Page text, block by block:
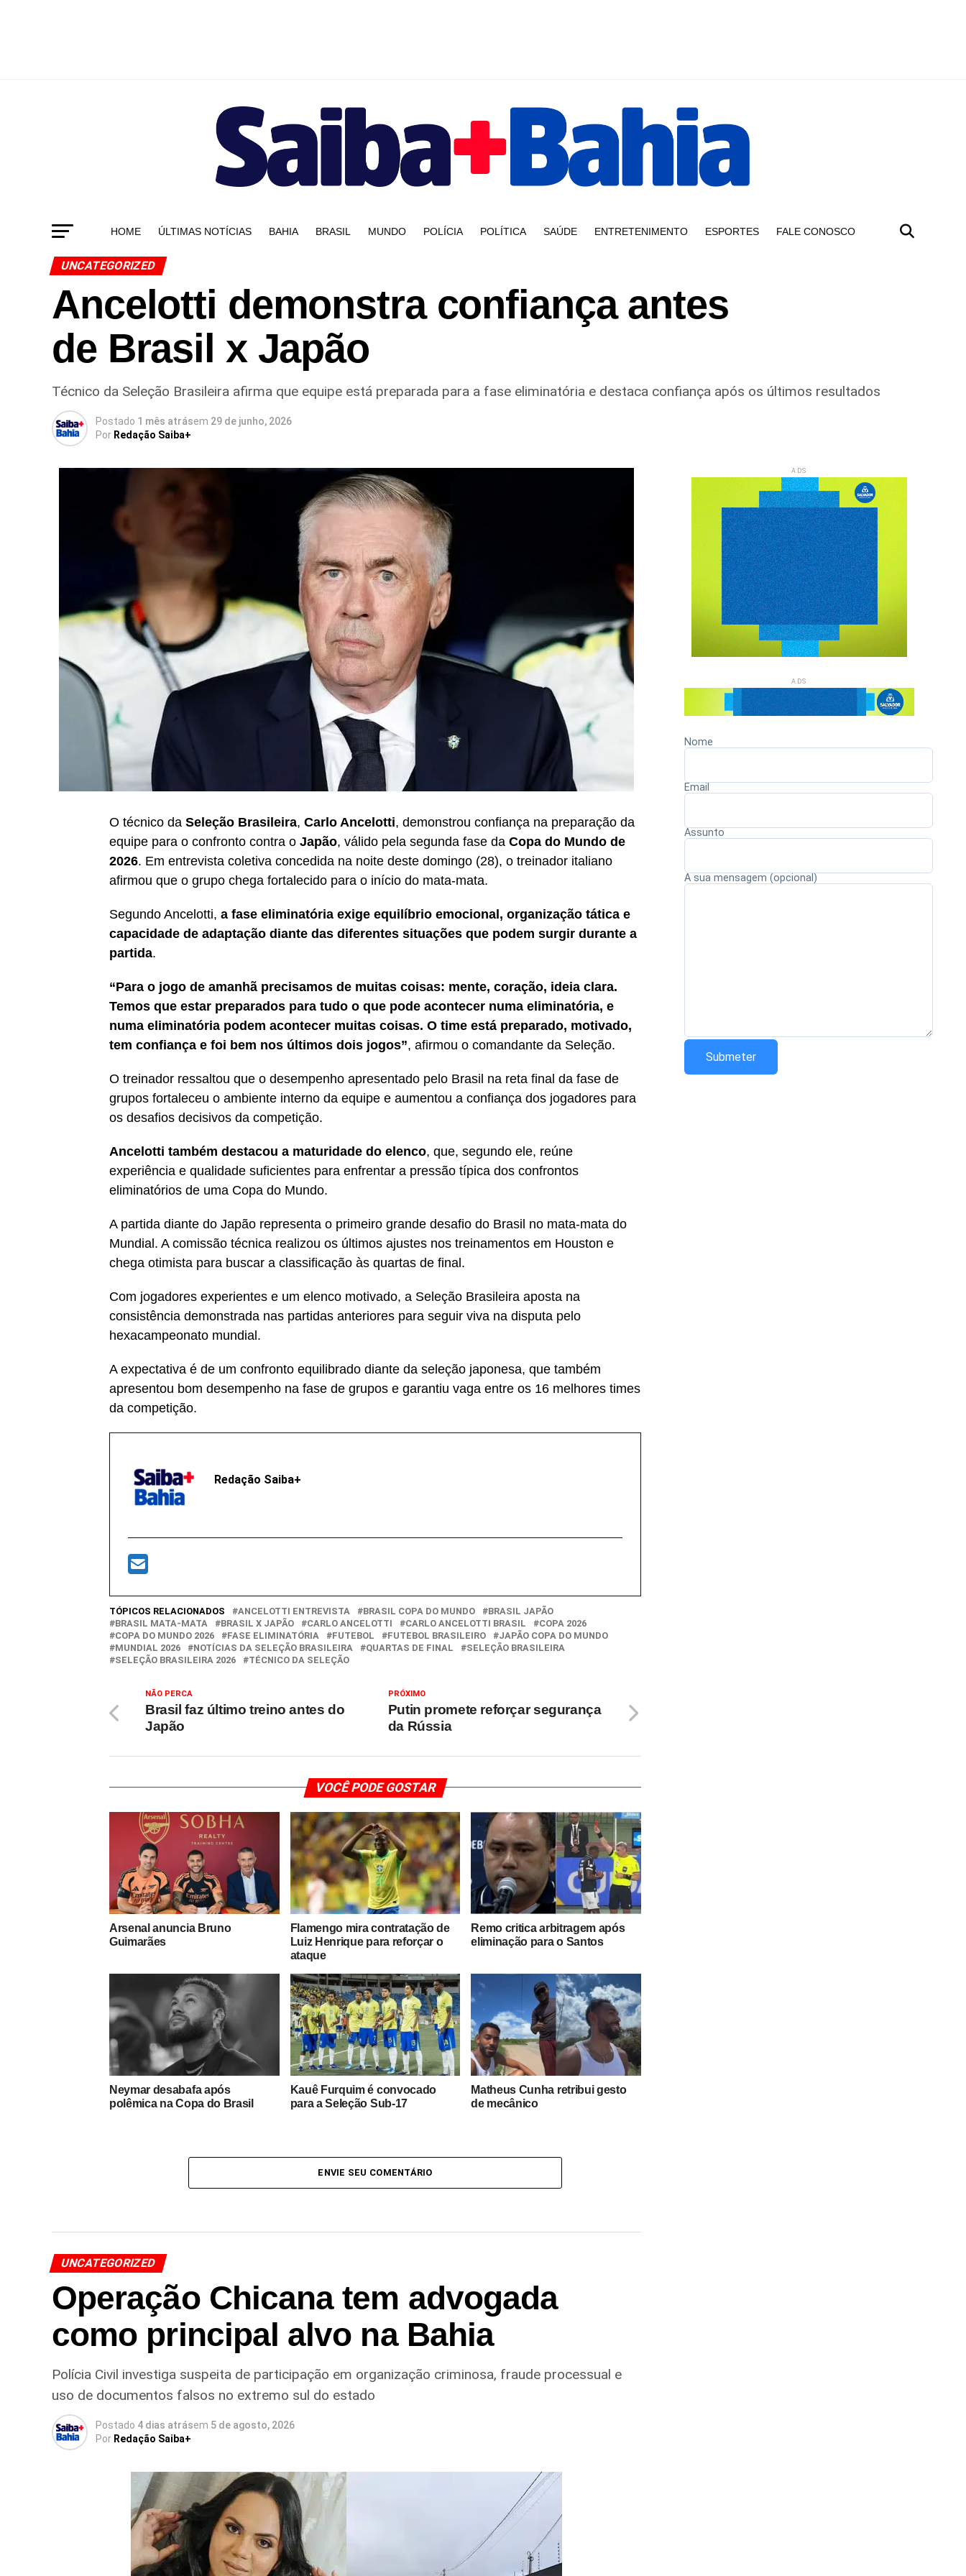
HOME ÚLTIMAS NOTÍCIAS BAHIA BRASIL MUNDO POLÍCIA POLÍTICA SAÚDE ENTRETENIMENTO ESPORTES FALE CONOSCO
UNCATEGORIZED
Ancelotti demonstra confiança antes
de Brasil x Japão
Técnico da Seleção Brasileira afirma que equipe está preparada para a fase eliminatória e destaca confiança após os últimos resultados
Postado 1 mês atrásem 29 de junho, 2026
Por Redação Saiba+
O técnico da Seleção Brasileira, Carlo Ancelotti, demonstrou confiança na preparação da
equipe para o confronto contra o Japão, válido pela segunda fase da Copa do Mundo de
2026. Em entrevista coletiva concedida na noite deste domingo (28), o treinador italiano
afirmou que o grupo chega fortalecido para o início do mata-mata.
Segundo Ancelotti, a fase eliminatória exige equilíbrio emocional, organização tática e
capacidade de adaptação diante das diferentes situações que podem surgir durante a
partida.
“Para o jogo de amanhã precisamos de muitas coisas: mente, coração, ideia clara.
Temos que estar preparados para tudo o que pode acontecer numa eliminatória, e
numa eliminatória podem acontecer muitas coisas. O time está preparado, motivado,
tem confiança e foi bem nos últimos dois jogos”, afirmou o comandante da Seleção.
O treinador ressaltou que o desempenho apresentado pelo Brasil na reta final da fase de
grupos fortaleceu o ambiente interno da equipe e aumentou a confiança dos jogadores para
os desafios decisivos da competição.
Ancelotti também destacou a maturidade do elenco, que, segundo ele, reúne
experiência e qualidade suficientes para enfrentar a pressão típica dos confrontos
eliminatórios de uma Copa do Mundo.
A partida diante do Japão representa o primeiro grande desafio do Brasil no mata-mata do
Mundial. A comissão técnica realizou os últimos ajustes nos treinamentos em Houston e
chega otimista para buscar a classificação às quartas de final.
Com jogadores experientes e um elenco motivado, a Seleção Brasileira aposta na
consistência demonstrada nas partidas anteriores para seguir viva na disputa pelo
hexacampeonato mundial.
A expectativa é de um confronto equilibrado diante da seleção japonesa, que também
apresentou bom desempenho na fase de grupos e garantiu vaga entre os 16 melhores times
da competição.
Redação Saiba+
TÓPICOS RELACIONADOS ANCELOTTI ENTREVISTA BRASIL COPA DO MUNDO
BRASIL JAPÃO
BRASIL MATA-MATA
BRASIL X JAPÃO CARLO ANCELOTTI CARLO ANCELOTTI BRASIL
COPA 2026
COPA DO MUNDO 2026
FASE ELIMINATÓRIA FUTEBOL FUTEBOL BRASILEIRO
JAPÃO COPA DO MUNDO
MUNDIAL 2026
NOTÍCIAS DA SELEÇÃO BRASILEIRA QUARTAS DE FINAL
SELEÇÃO BRASILEIRA
SELEÇÃO BRASILEIRA 2026
TÉCNICO DA SELEÇÃO
PRÓXIMO
Putin promete reforçar segurança
da Rússia
NÃO PERCA
Brasil faz último treino antes do
Japão
VOCÊ PODE GOSTAR
Arsenal anuncia Bruno
Guimarães
Flamengo mira contratação de
Luiz Henrique para reforçar o
ataque
Remo critica arbitragem após
eliminação para o Santos
Neymar desabafa após
polêmica na Copa do Brasil
Kauê Furquim é convocado
para a Seleção Sub-17
Matheus Cunha retribui gesto
de mecânico
ENVIE SEU COMENTÁRIO
UNCATEGORIZED
Operação Chicana tem advogada
como principal alvo na Bahia
Polícia Civil investiga suspeita de participação em organização criminosa, fraude processual e
uso de documentos falsos no extremo sul do estado
Postado 4 dias atrásem 5 de agosto, 2026
Por Redação Saiba+
ADS
ADS
Nome
Email
Assunto
A sua mensagem (opcional)